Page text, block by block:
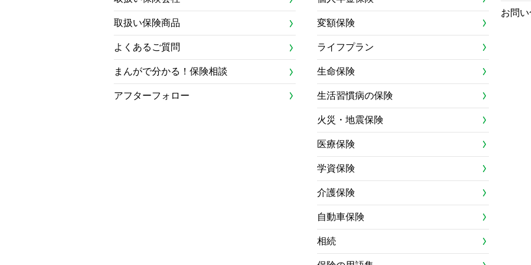
取扱い保険商品
よくあるご質問
まんがで分かる！保険相談
アフターフォロー
変額保険
ライフプラン
生命保険
生活習慣病の保険
火災・地震保険
医療保険
学資保険
介護保険
自動車保険
相続
お問